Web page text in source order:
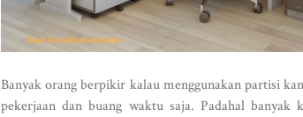
Banyak orang berpikir kalau menggunakan partisi
pekerjaan dan buang waktu saja. Padahal